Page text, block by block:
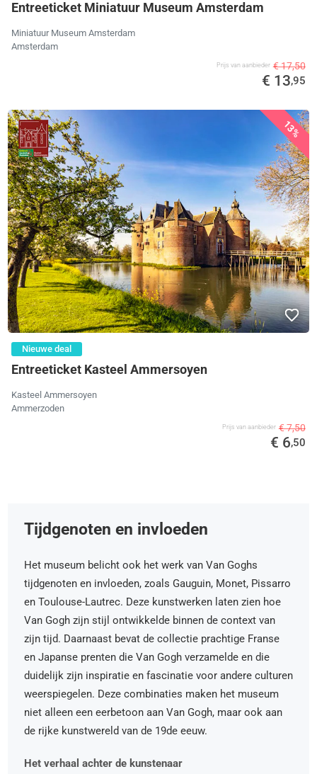
Entreeticket Miniatuur Museum Amsterdam
Miniatuur Museum Amsterdam
Amsterdam
Prijs van aanbieder € 17,50
€ 13,95
13%
Nieuwe deal
Entreeticket Kasteel Ammersoyen
Kasteel Ammersoyen
Ammerzoden
Prijs van aanbieder € 7,50
€ 6,50
Tijdgenoten en invloeden
Het museum belicht ook het werk van Van Goghs
tijdgenoten en invloeden, zoals Gauguin, Monet, Pissarro
en Toulouse-Lautrec. Deze kunstwerken laten zien hoe
Van Gogh zijn stijl ontwikkelde binnen de context van
zijn tijd. Daarnaast bevat de collectie prachtige Franse
en Japanse prenten die Van Gogh verzamelde en die
duidelijk zijn inspiratie en fascinatie voor andere culturen
weerspiegelen. Deze combinaties maken het museum
niet alleen een eerbetoon aan Van Gogh, maar ook aan
de rijke kunstwereld van de 19de eeuw.
Het verhaal achter de kunstenaar